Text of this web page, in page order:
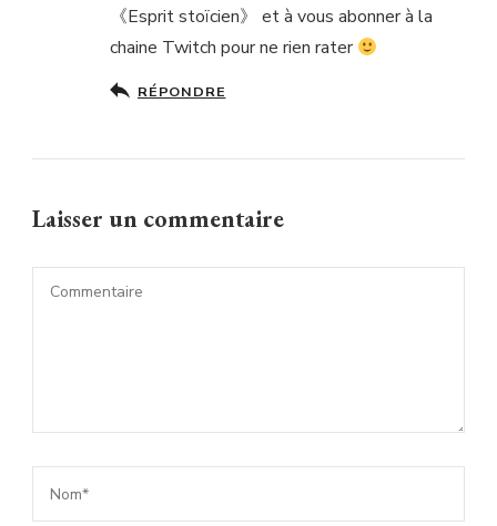
《Esprit stoïcien》 et à vous abonner à la
chaine Twitch pour ne rien rater
RÉPONDRE
Laisser un commentaire